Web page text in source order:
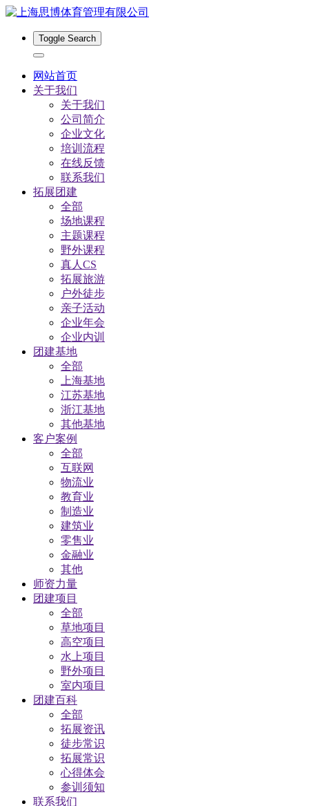
Toggle Search
网站首页
关于我们
关于我们
公司简介
企业文化
培训流程
在线反馈
联系我们
拓展团建
全部
场地课程
主题课程
野外课程
真人CS
拓展旅游
户外徒步
亲子活动
企业年会
企业内训
团建基地
全部
上海基地
江苏基地
浙江基地
其他基地
客户案例
全部
互联网
物流业
教育业
制造业
建筑业
零售业
金融业
其他
师资力量
团建项目
全部
草地项目
高空项目
水上项目
野外项目
室内项目
团建百科
全部
拓展资讯
徒步常识
拓展常识
心得体会
参训须知
联系我们